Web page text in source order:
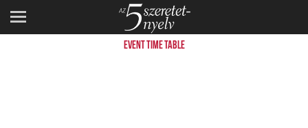
SCHEDULE 6
EVENT TIME TABLE